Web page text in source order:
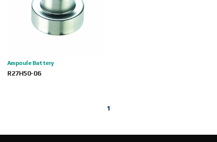
Ampoule Battery
R27H50-06
1